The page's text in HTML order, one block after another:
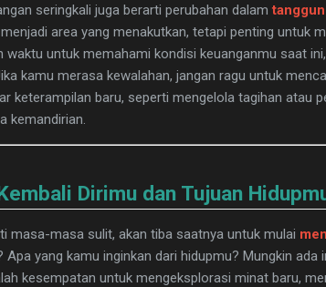
seringkali juga berarti perubahan dalam
menjadi area yang menakutkan, tetapi penting untuk
waktu untuk memahami kondisi keuanganmu saat
kamu merasa kewalahan, jangan ragu untuk
keterampilan baru, seperti mengelola tagihan atau
kemandirian.
Dirimu dan Tujuan
masa-masa sulit, akan tiba saatnya untuk mulai
Apa yang kamu inginkan dari hidupmu? Mungkin
kesempatan untuk mengeksplorasi minat baru,